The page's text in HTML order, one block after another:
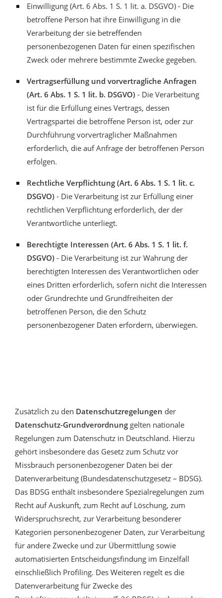
Einwilligung (Art. 6 Abs. 1 S. 1 lit. a. DSGVO) - Die
betroffene Person hat ihre Einwilligung in die
Verarbeitung der sie betreffenden
personenbezogenen Daten für einen spezifischen
Zweck oder mehrere bestimmte Zwecke gegeben.
Vertragserfüllung und vorvertragliche Anfragen
(Art. 6 Abs. 1 S. 1 lit. b. DSGVO) - Die Verarbeitung
ist für die Erfüllung eines Vertrags, dessen
Vertragspartei die betroffene Person ist, oder zur
Durchführung vorvertraglicher Maßnahmen
erforderlich, die auf Anfrage der betroffenen Person
erfolgen.
Rechtliche Verpflichtung (Art. 6 Abs. 1 S. 1 lit. c.
DSGVO) - Die Verarbeitung ist zur Erfüllung einer
rechtlichen Verpflichtung erforderlich, der der
Verantwortliche unterliegt.
Berechtigte Interessen (Art. 6 Abs. 1 S. 1 lit. f.
DSGVO) - Die Verarbeitung ist zur Wahrung der
berechtigten Interessen des Verantwortlichen oder
eines Dritten erforderlich, sofern nicht die Interessen
oder Grundrechte und Grundfreiheiten der
betroffenen Person, die den Schutz
personenbezogener Daten erfordern, überwiegen.
Zusätzlich zu den Datenschutzregelungen der
Datenschutz-Grundverordnung gelten nationale
Regelungen zum Datenschutz in Deutschland. Hierzu
gehört insbesondere das Gesetz zum Schutz vor
Missbrauch personenbezogener Daten bei der
Datenverarbeitung (Bundesdatenschutzgesetz – BDSG).
Das BDSG enthält insbesondere Spezialregelungen zum
Recht auf Auskunft, zum Recht auf Löschung, zum
Widerspruchsrecht, zur Verarbeitung besonderer
Kategorien personenbezogener Daten, zur Verarbeitung
für andere Zwecke und zur Übermittlung sowie
automatisierten Entscheidungsfindung im Einzelfall
einschließlich Profiling. Des Weiteren regelt es die
Datenverarbeitung für Zwecke des